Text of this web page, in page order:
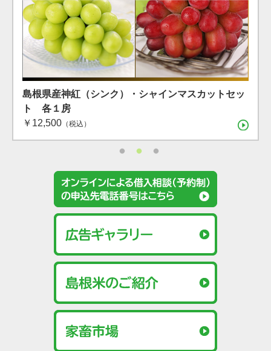
島根県産 シャインマスカット １房（600g）（7月下
旬〜8月上旬）
（税込）
島根県産神紅（シンク）・シャインマスカットセッ
ト 各１房
￥12,500 （税込）
島根県産 アールスメロン2玉箱
（税込）